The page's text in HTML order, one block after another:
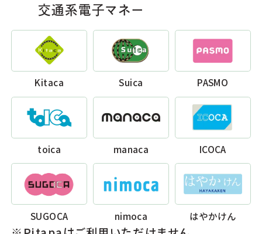
交通系電子マネー
Kitaca Suica PASMO
toica manaca ICOCA
SUGOCA nimoca はやかけん